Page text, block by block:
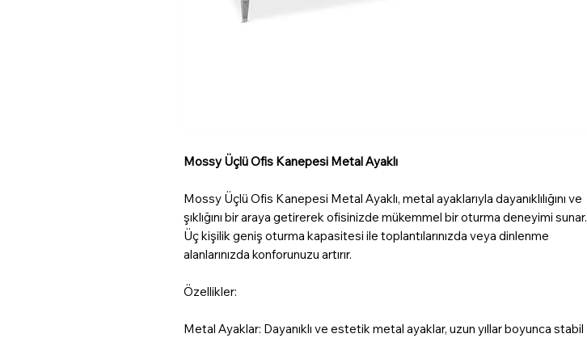
Mossy Üçlü Ofis Kanepesi Metal Ayaklı
Mossy Üçlü Ofis Kanepesi Metal Ayaklı, metal ayaklarıyla dayanıklılığını ve
şıklığını bir araya getirerek ofisinizde mükemmel bir oturma deneyimi sunar.
Üç kişilik geniş oturma kapasitesi ile toplantılarınızda veya dinlenme
alanlarınızda konforunuzu artırır.
Özellikler:
Metal Ayaklar: Dayanıklı ve estetik metal ayaklar, uzun yıllar boyunca stabil